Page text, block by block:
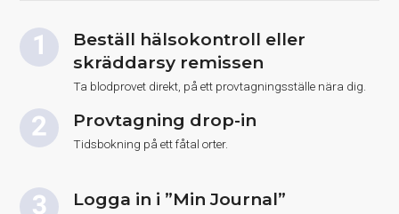
Beställ hälsokontroll eller
skräddarsy remissen
Ta blodprovet direkt, på ett provtagningsställe nära dig.
Provtagning drop-in
Tidsbokning på ett fåtal orter.
Logga in i ”Min Journal”